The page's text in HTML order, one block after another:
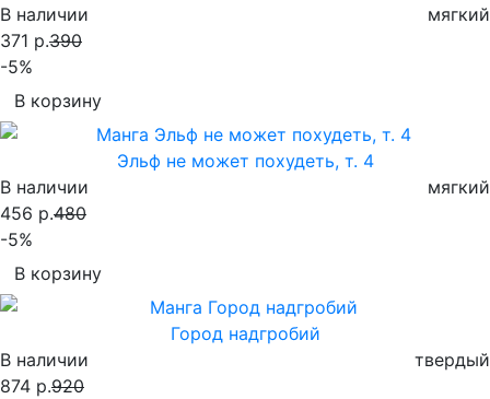
В наличии
мягкий
371 р.390
-5%
В корзину
Эльф не может похудеть, т. 4
В наличии
мягкий
456 р.480
-5%
В корзину
Город надгробий
В наличии
твердый
874 р.920